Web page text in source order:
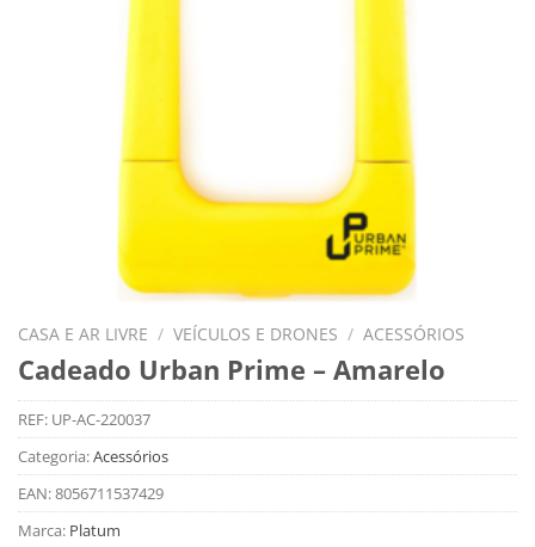
CASA E AR LIVRE / VEÍCULOS E DRONES / ACESSÓRIOS
Cadeado Urban Prime – Amarelo
REF: UP-AC-220037
Categoria:Acessórios
EAN:8056711537429
Marca: Platum